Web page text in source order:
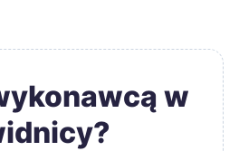
w